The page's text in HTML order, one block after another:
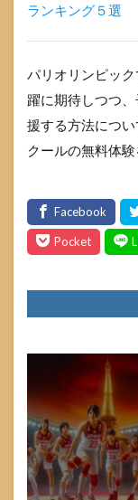
ランキング５選
パリオリンピッ
躍に期待しつつ
援する方法につ
クールの無料体験